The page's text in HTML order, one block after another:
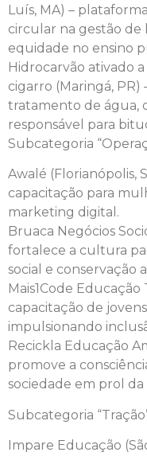
Luís, MA) –
circular na gestão de
equidade no ensino
Hidrocarvão ativado
cigarro (Maringá,
tratamento de água,
responsável para
Subcategoria
Awalé (Florianópolis,
capacitação para
marketing digital.
Bruaca Negócios
fortalece a cultura
social e conservação
Mais1Code
capacitação de
impulsionando
Recickla Educação
promove a
sociedade em prol
Subcategoria
Impare Educação